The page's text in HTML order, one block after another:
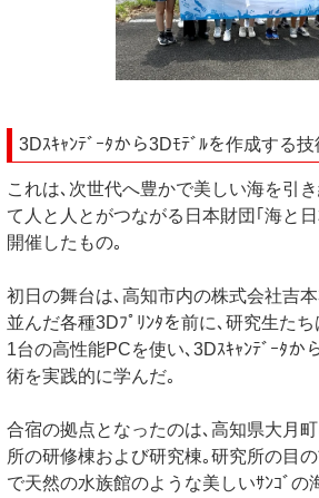
3Dｽｷｬﾝﾃﾞｰﾀから3Dﾓﾃﾞﾙを作成する
これは､次世代へ豊かで美しい海を引
て人と人とがつながる日本財団｢海と
開催したもの｡
初日の舞台は､高知市内の株式会社吉本
並んだ各種3Dﾌﾟﾘﾝﾀを前に､研究生た
1台の高性能PCを使い､3Dｽｷｬﾝﾃﾞｰﾀか
術を実践的に学んだ｡
合宿の拠点となったのは､高知県大月
所の研修棟および研究棟｡研究所の目
で天然の水族館のような美しいｻﾝｺﾞの